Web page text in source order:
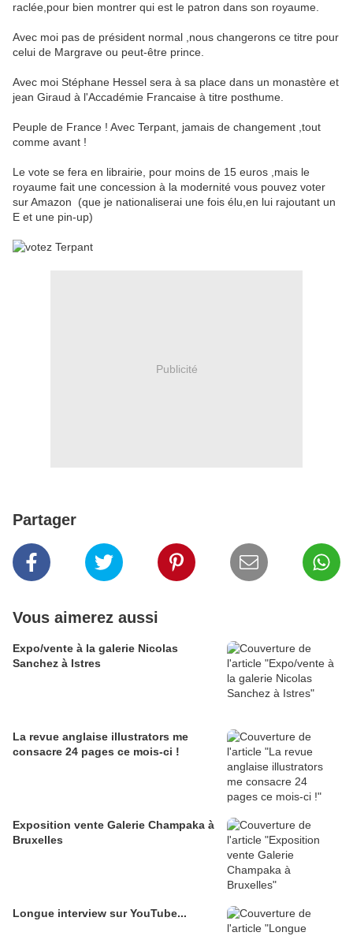
raclée,pour bien montrer qui est le patron dans son royaume.
Avec moi pas de président normal ,nous changerons ce titre pour
celui de Margrave ou peut-être prince.
Avec moi Stéphane Hessel sera à sa place dans un monastère et
jean Giraud à l'Accadémie Francaise à titre posthume.
Peuple de France ! Avec Terpant, jamais de changement ,tout
comme avant !
Le vote se fera en librairie, pour moins de 15 euros ,mais le
royaume fait une concession à la modernité vous pouvez voter
sur Amazon (que je nationaliserai une fois élu,en lui rajoutant un
E et une pin-up)
Publicité
Partager
Vous aimerez aussi
Expo/vente à la galerie Nicolas
Sanchez à Istres
La revue anglaise illustrators me
consacre 24 pages ce mois-ci !
Exposition vente Galerie Champaka à
Bruxelles
Longue interview sur YouTube...